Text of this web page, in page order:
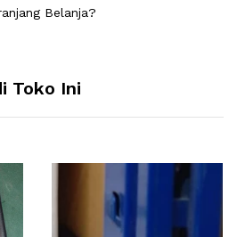
Belanja?
Toko Ini